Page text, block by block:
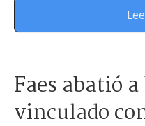
Faes abatió
vinculado